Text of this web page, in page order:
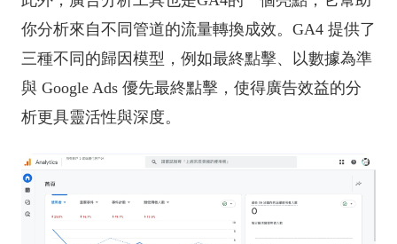
你分析來自不同管道的流量轉換成效。GA4 提供了
三種不同的歸因模型，例如最終點擊、以數據為準
與 Google Ads 優先最終點擊，使得廣告效益的分
析更具靈活性與深度。